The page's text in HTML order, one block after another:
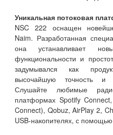
Уникальная потоковая
NSC 222 оснащен
Naim. Разработанная
она устанавливает
функциональности и
задумывался как
высочайшую точность и
Слушайте любимые
платформах Spotify
Connect), Qobuz, AirPlay 2,
USB-накопителях, с